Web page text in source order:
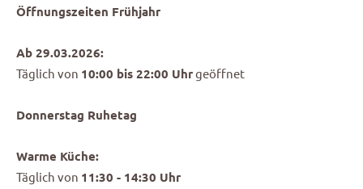
Öffnungszeiten Frühjahr
Ab 29.03.2026:
Täglich von 10:00 bis 22:00 Uhrgeöffnet
Donnerstag Ruhetag
Warme Küche:
Täglich von 11:30 - 14:30 Uhr